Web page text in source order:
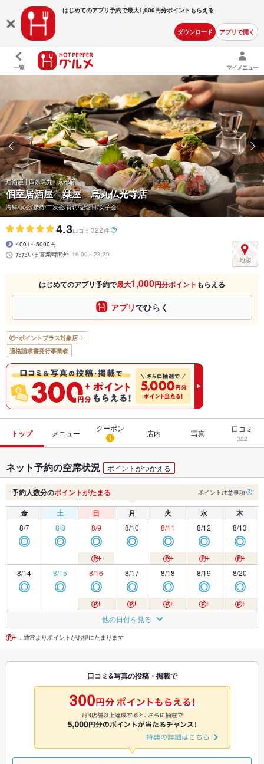
はじめてのアプリ予約で最大1,000円分ポイントもらえる
ダウンロード アプリで開く
一覧 マイメニュー
居酒屋 | 四条烏丸 | 京都府
個室居酒屋 栞屋 烏丸仏光寺店
海鮮/宴会/接待/二次会/貸切/記念日/女子会
4.3口コミ 322件
4001～5000円
ただいま営業時間外 16:00～23:30
はじめてのアプリ予約で最大1,000円分ポイント もらえる
アプリでひらく
ポイントプラス対象店
適格請求書発行事業者
トップ メニュー
クーポン
1 店内 写真 口コミ
322
ネット予約の空席状況 ポイントがつかえる
予約人数分のポイントがたまる ポイント注意事項
金 土 日 月 火 水 木
8/7
◎
8/8
◎
8/9
◎
8/10
◎
8/11
◎
8/12
◎
8/13
◎
8/14
◎
8/15
◎
8/16
◎
8/17
◎
8/18
◎
8/19
◎
8/20
◎
◎ ◎
8/23
◎
8/24
◎
8/25
◎ ◎ ◎
8/28 8/29 8/30
◎
8/31
◎
9/1
◎
9/2 9/3
9/6
◎
9/7
◎
9/8
◎
他の日付を見る
：通常よりポイントがお得にたまります
口コミ&写真の投稿・掲載で